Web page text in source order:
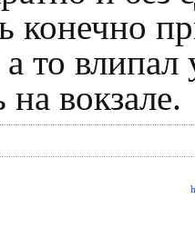
конечно
а то
вокзале.